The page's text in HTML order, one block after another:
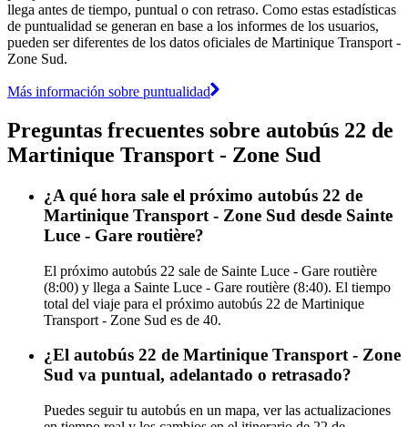
llega antes de tiempo, puntual o con retraso. Como estas estadísticas
de puntualidad se generan en base a los informes de los usuarios,
pueden ser diferentes de los datos oficiales de Martinique Transport -
Zone Sud.
Más información sobre puntualidad
Preguntas frecuentes sobre autobús 22 de
Martinique Transport - Zone Sud
¿A qué hora sale el próximo autobús 22 de
Martinique Transport - Zone Sud desde Sainte
Luce - Gare routière?
El próximo autobús 22 sale de Sainte Luce - Gare routière
(8:00) y llega a Sainte Luce - Gare routière (8:40). El tiempo
total del viaje para el próximo autobús 22 de Martinique
Transport - Zone Sud es de 40.
¿El autobús 22 de Martinique Transport - Zone
Sud va puntual, adelantado o retrasado?
Puedes seguir tu autobús en un mapa, ver las actualizaciones